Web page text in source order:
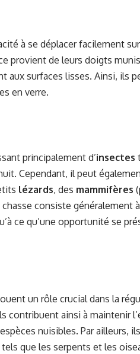
à se déplacer facilement
provient de leurs doigts
aux surfaces lisses. Ainsi, ils
en verre.
principalement d’insectes
Cependant, il peut
lézards, des mammifères
consiste généralement
ce qu’une opportunité se
un rôle crucial dans la
contribuent ainsi à maintenir
nuisibles. Par ailleurs,
que les serpents et les